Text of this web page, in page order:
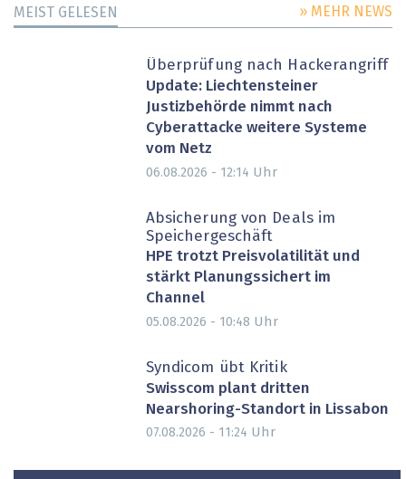
MEIST GELESEN » MEHR NEWS
Überprüfung nach Hackerangriff
Update: Liechtensteiner
Justizbehörde nimmt nach
Cyberattacke weitere Systeme
vom Netz
06.08.2026 - 12:14 Uhr
Absicherung von Deals im
Speichergeschäft
HPE trotzt Preisvolatilität und
stärkt Planungssichert im
Channel
05.08.2026 - 10:48 Uhr
Syndicom übt Kritik
Swisscom plant dritten
Nearshoring-Standort in Lissabon
07.08.2026 - 11:24 Uhr